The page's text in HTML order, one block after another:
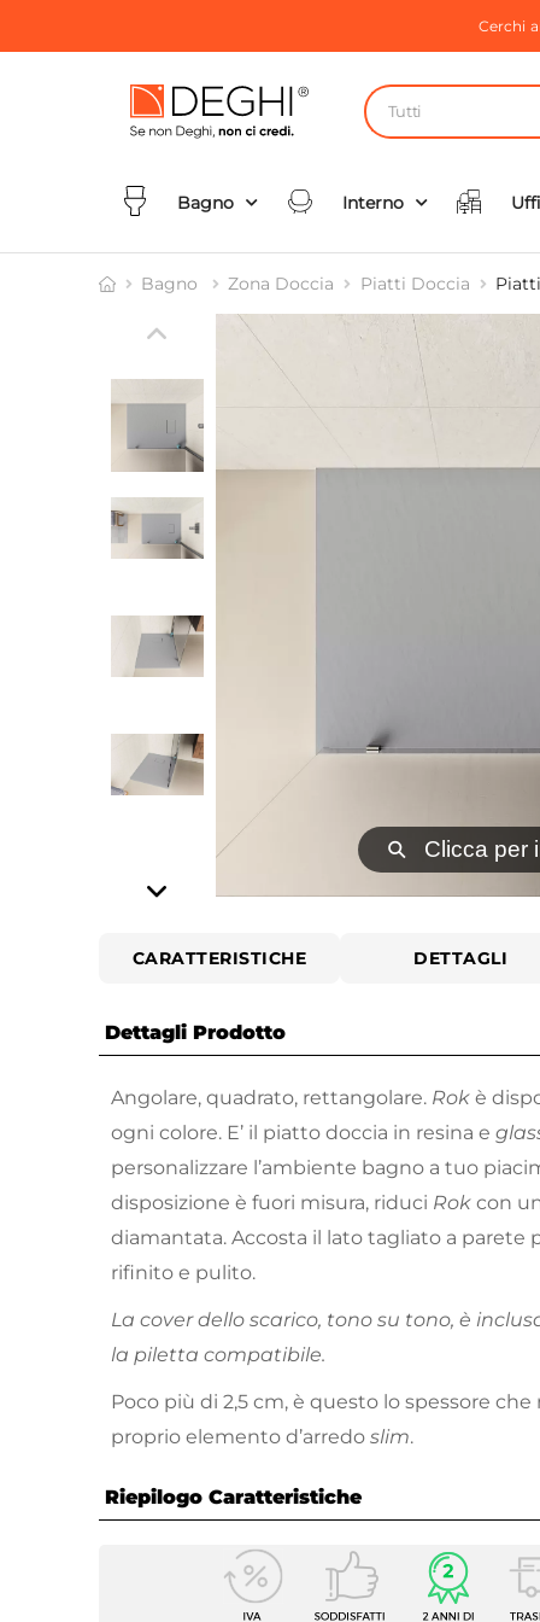
Cerchi
Tutti
Bagno Interno
Bagno Zona Doccia Piatti Doccia
⚲ Clicca per
CARATTERISTICHE DETTAGLI
Dettagli Prodotto
Angolare, quadrato, rettangolare. Rok è
ogni colore. E’ il piatto doccia in resina e
personalizzare l’ambiente bagno a tuo
disposizione è fuori misura, riduci Rok con
diamantata. Accosta il lato tagliato a
rifinito e pulito.
La cover dello scarico, tono su tono, è
la piletta compatibile.
Poco più di 2,5 cm, è questo lo spessore che
proprio elemento d’arredo slim.
Riepilogo Caratteristiche
Caratteristiche
Dimensioni
70 x